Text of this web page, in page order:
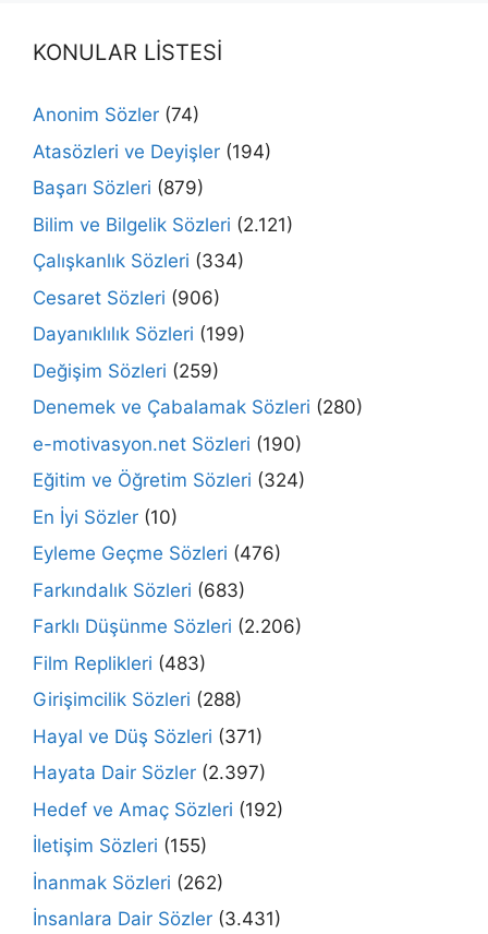
KONULAR LİSTESİ
Anonim Sözler (74)
Atasözleri ve Deyişler (194)
Başarı Sözleri (879)
Bilim ve Bilgelik Sözleri (2.121)
Çalışkanlık Sözleri (334)
Cesaret Sözleri (906)
Dayanıklılık Sözleri (199)
Değişim Sözleri (259)
Denemek ve Çabalamak Sözleri (280)
e-motivasyon.net Sözleri (190)
Eğitim ve Öğretim Sözleri (324)
En İyi Sözler (10)
Eyleme Geçme Sözleri (476)
Farkındalık Sözleri (683)
Farklı Düşünme Sözleri (2.206)
Film Replikleri (483)
Girişimcilik Sözleri (288)
Hayal ve Düş Sözleri (371)
Hayata Dair Sözler (2.397)
Hedef ve Amaç Sözleri (192)
İletişim Sözleri (155)
İnanmak Sözleri (262)
İnsanlara Dair Sözler (3.431)